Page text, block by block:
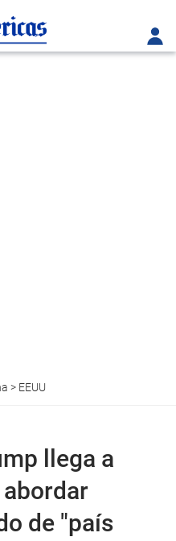
> EEUU
llega a
de "país